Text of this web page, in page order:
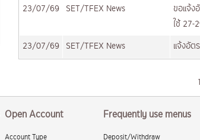
23/07/69 SET/TFEX News
ขอแจ้ง
ใช้ 27-
23/07/69 SET/TFEX News แจ้งอัต
1
Open Account
Account Type
Frequently use menus
Deposit/Withdraw